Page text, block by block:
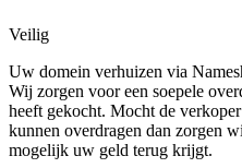
Veilig
Uw domein verhuizen via
Wij zorgen voor een soepele
heeft gekocht. Mocht de
kunnen overdragen dan zorgen
mogelijk uw geld terug krijgt.